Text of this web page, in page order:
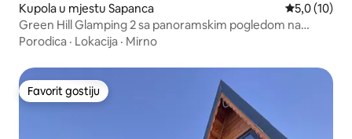
Kupola u mjestu Sapanca prosječna
5,0 (10)
Green Hill Glamping 2 sa panoramskim pogledom na
jezero
Porodica · Lokacija · Mirno
Favorit gostiju
Favorit gostiju